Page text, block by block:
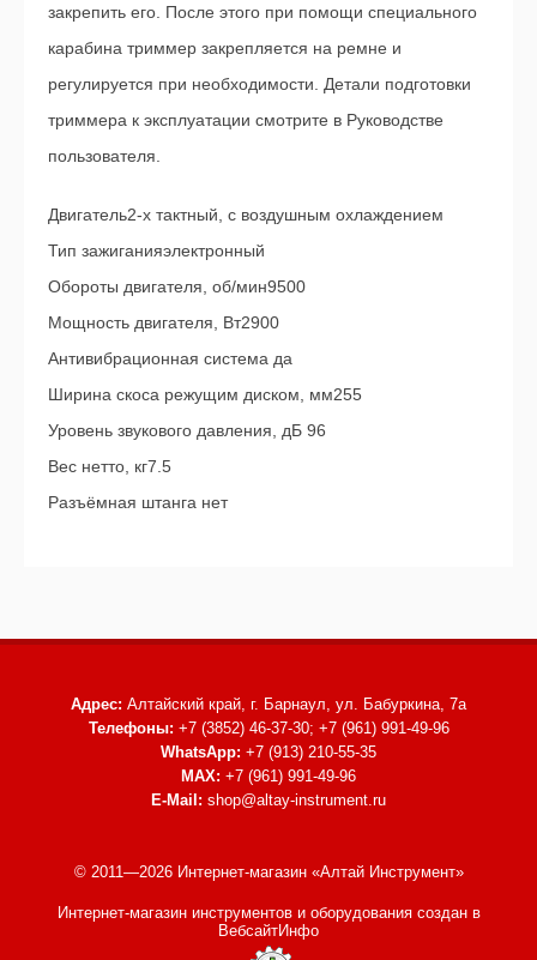
закрепить его. После этого при помощи специального
карабина триммер закрепляется на ремне и
регулируется при необходимости. Детали подготовки
триммера к эксплуатации смотрите в Руководстве
пользователя.
Двигатель2-х тактный, с воздушным охлаждением
Тип зажиганияэлектронный
Обороты двигателя, об/мин9500
Мощность двигателя, Вт2900
Антивибрационная система да
Ширина скоса режущим диском, мм255
Уровень звукового давления, дБ 96
Вес нетто, кг7.5
Разъёмная штанга нет
Адрес: Алтайский край, г. Барнаул, ул. Бабуркина, 7а
Телефоны: +7 (3852) 46-37-30; +7 (961) 991-49-96
WhatsApp: +7 (913) 210-55-35
MAX: +7 (961) 991-49-96
E-Mail: shop@altay-instrument.ru
© 2011—2026 Интернет-магазин «Алтай Инструмент»
Интернет-магазин инструментов и оборудованиясоздан в
ВебсайтИнфо